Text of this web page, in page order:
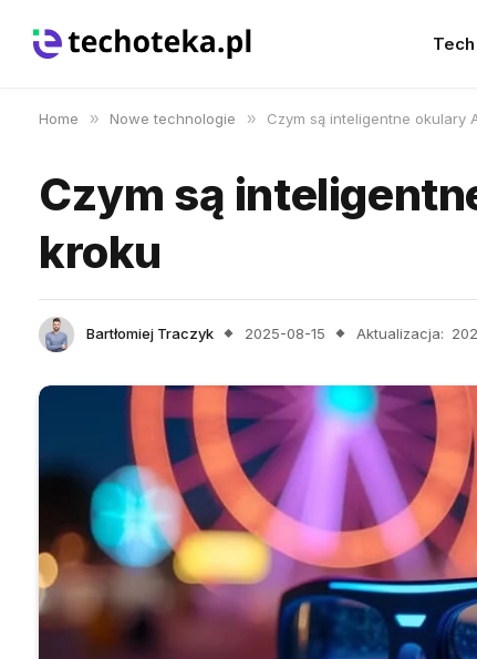
Tech
Home » Nowe technologie » Czym są inteligentne okulary
Czym są
kroku
Bartłomiej Traczyk 2025-08-15 Aktualizacja: